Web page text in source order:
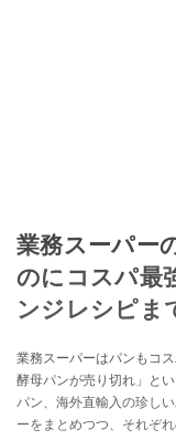
業務スーパー
のにコスパ最
ンジレシピま
業務スーパーはパンもコ
酵母パンが売り切れ」と
パン、海外直輸入の珍し
ーをまとめつつ、それぞ